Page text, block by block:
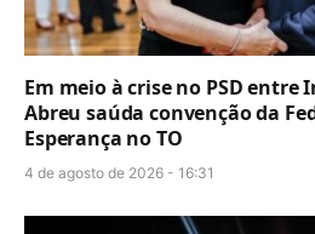
Em meio à crise no PSD entre
Abreu saúda convenção da
Esperança no TO
4 de agosto de 2026 - 16:31